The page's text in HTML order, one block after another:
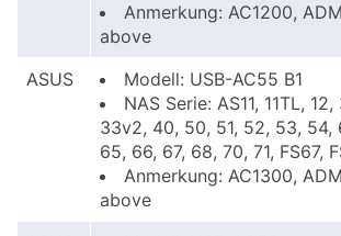
Anmerkung: AC1200,
above
ASUS
Modell: USB-AC55 B1
NAS Serie: AS11, 11TL,
33v2, 40, 50, 51, 52, 53, 54,
65, 66, 67, 68, 70, 71, FS67,
Anmerkung: AC1300,
above